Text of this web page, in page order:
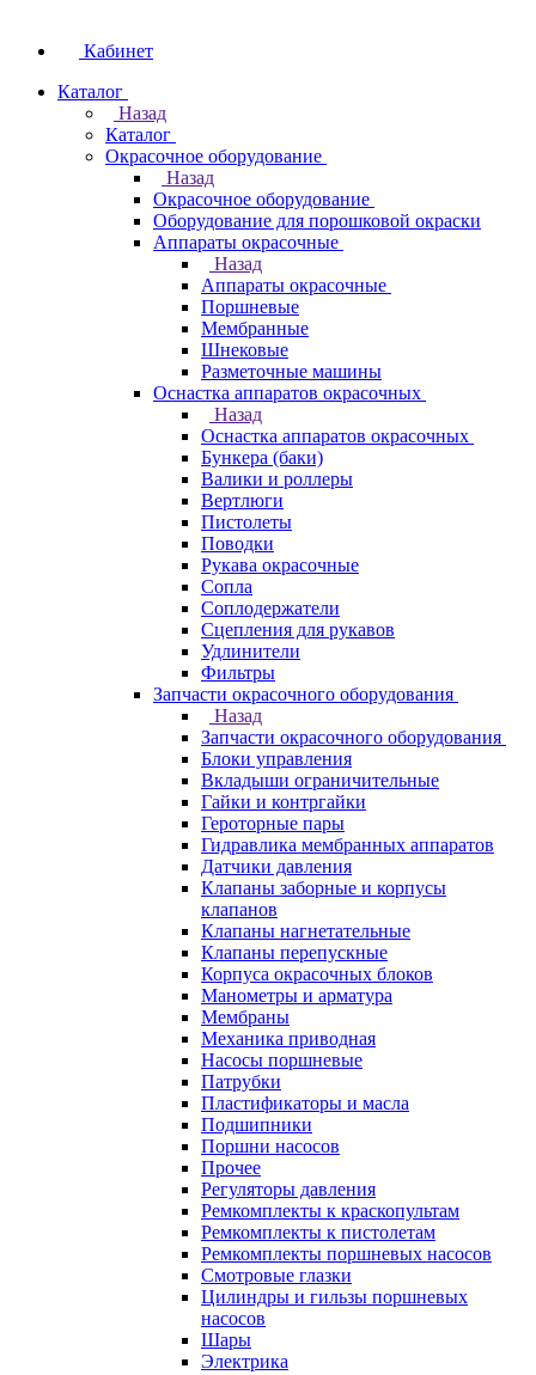
Кабинет
Каталог
Назад
Каталог
Окрасочное оборудование
Назад
Окрасочное оборудование
Оборудование для порошковой окраски
Аппараты окрасочные
Назад
Аппараты окрасочные
Поршневые
Мембранные
Шнековые
Разметочные машины
Оснастка аппаратов окрасочных
Назад
Оснастка аппаратов окрасочных
Бункера (баки)
Валики и роллеры
Вертлюги
Пистолеты
Поводки
Рукава окрасочные
Сопла
Соплодержатели
Сцепления для рукавов
Удлинители
Фильтры
Запчасти окрасочного оборудования
Назад
Запчасти окрасочного оборудования
Блоки управления
Вкладыши ограничительные
Гайки и контргайки
Героторные пары
Гидравлика мембранных аппаратов
Датчики давления
Клапаны заборные и корпусы
клапанов
Клапаны нагнетательные
Клапаны перепускные
Корпуса окрасочных блоков
Манометры и арматура
Мембраны
Механика приводная
Насосы поршневые
Патрубки
Пластификаторы и масла
Подшипники
Поршни насосов
Прочее
Регуляторы давления
Ремкомплекты к краскопультам
Ремкомплекты к пистолетам
Ремкомплекты поршневых насосов
Смотровые глазки
Цилиндры и гильзы поршневых
насосов
Шары
Электрика